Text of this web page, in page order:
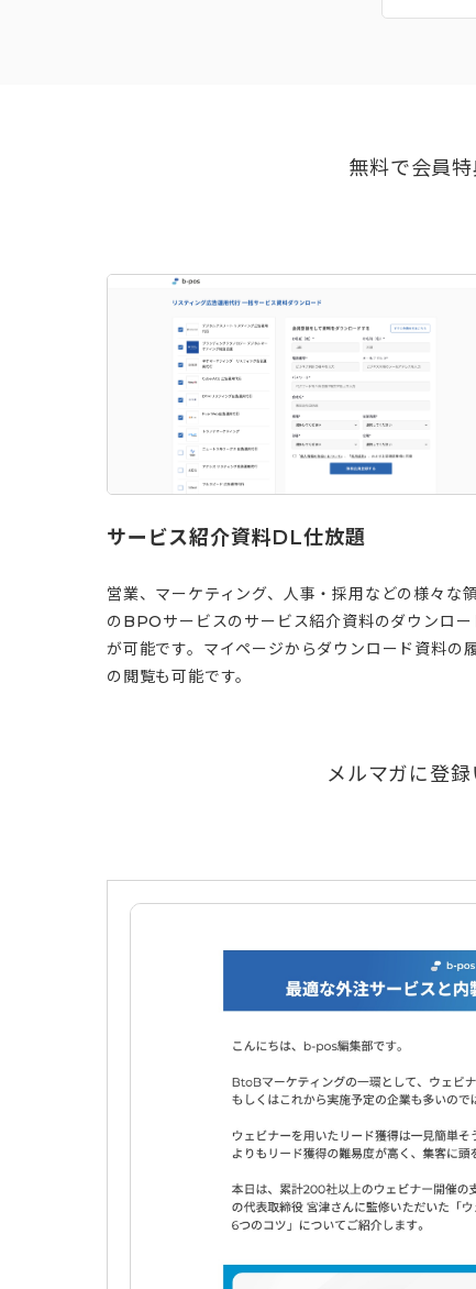
無料で会員
サービス紹介資料DL仕放題
営業、マーケティング、人事・採用などの様々な
のBPOサービスのサービス紹介資料のダウンロー
が可能です。マイページからダウンロード資料の
の閲覧も可能です。
メルマガに登